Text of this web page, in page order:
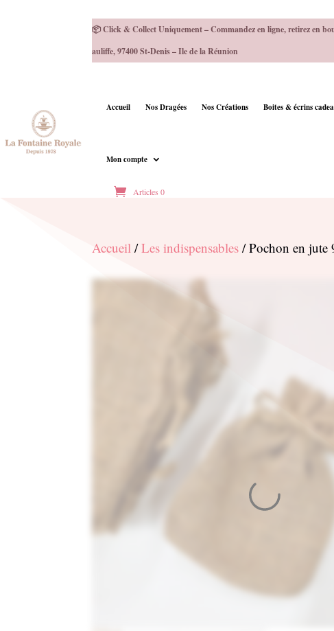
📦 Click & Collect Uniquement – Commandez en ligne, retirez en
auliffe, 97400 St-Denis – Ile de la Réunion
Accueil Nos Dragées Nos Créations Boites & écrins
Mon compte
Articles 0
Accueil /Les indispensables / Pochon en jute